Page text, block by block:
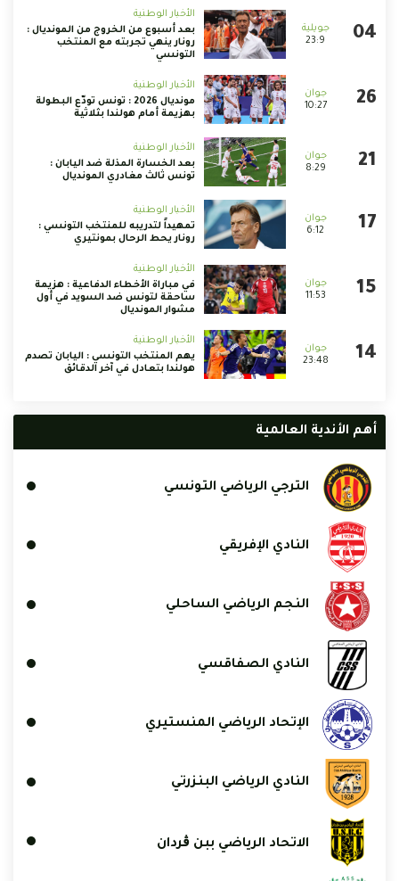
23:9
الأخبار الوطنية
بعد أسبوع من الخروج من المونديال :
رونار ينهي تجربته مع المنتخب
التونسي
10:27
الأخبار الوطنية
مونديال 2026 : تونس تودّع البطولة
بهزيمة أمام هولندا بثلاثية
8:29
الأخبار الوطنية
بعد الخسارة المذلة ضد اليابان :
تونس ثالث مغادري المونديال
6:12
الأخبار الوطنية
تمهيداً لتدريبه للمنتخب التونسي :
رونار يحط الرحال بمونتيري
11:53
الأخبار الوطنية
في مباراة الأخطاء الدفاعية : هزيمة
ساحقة لتونس ضد السويد في أول
مشوار المونديال
23:48
الأخبار الوطنية
يهم المنتخب التونسي : اليابان تصدم
هولندا بتعادل في آخر الدقائق
أهم الأندية العالمية
الترجي الرياضي التونسي
النادي الإفريقي
النجم الرياضي الساحلي
النادي الصفاقسي
الإتحاد الرياضي المنستيري
النادي الرياضي البنزرتي
الاتحاد الرياضي ببن ڨردان